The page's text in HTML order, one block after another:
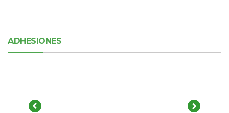
ADHESIONES